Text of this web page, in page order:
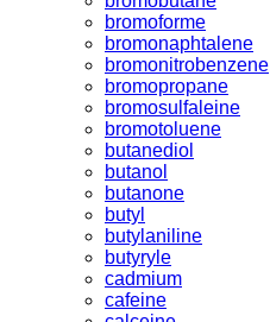
bromoforme
bromonaphtalene
bromonitrobenzene
bromopropane
bromosulfaleine
bromotoluene
butanediol
butanol
butanone
butyl
butylaniline
butyryle
cadmium
cafeine